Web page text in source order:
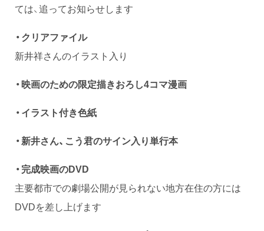
ては、追ってお知らせします
・クリアファイル
新井祥さんのイラスト入り
・映画のための限定描きおろし4コマ漫画
・イラスト付き色紙
・新井さん、こう君のサイン入り単行本
・完成映画のDVD
主要都市での劇場公開が見られない地方在住の方には
DVDを差し上げます